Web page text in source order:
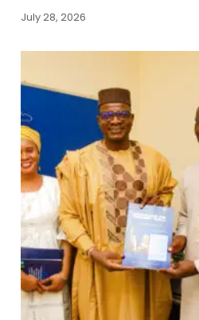
July 28, 2026